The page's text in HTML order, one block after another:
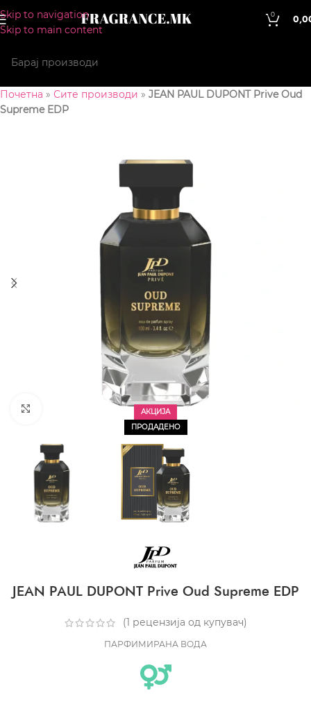
Skip to navigation
Skip to main content
0
Почетна » Сите производи » JEAN PAUL DUPONT Prive Oud
Supreme EDP
АКЦИЈА
ПРОДАДЕНО
CLICK TO ENLARGE
JEAN PAUL DUPONT Prive Oud Supreme EDP
(1 рецензија од купувач)
ПАРФИМИРАНА ВОДА